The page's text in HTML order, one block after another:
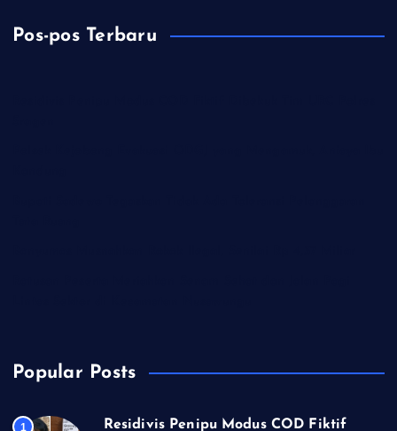
Pos-pos Terbaru
Popular Posts
1
Residivis Penipu Modus COD Fiktif